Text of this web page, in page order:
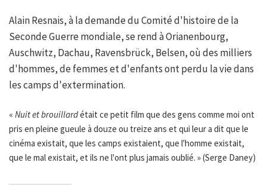
Alain Resnais, à la demande du Comité d'histoire de la
Seconde Guerre mondiale, se rend à Orianenbourg,
Auschwitz, Dachau, Ravensbrück, Belsen, où des milliers
d'hommes, de femmes et d'enfants ont perdu la vie dans
les camps d'extermination.
« Nuit et brouillardétait ce petit film que des gens comme moi ont
pris en pleine gueule à douze ou treize ans et qui leur a dit que le
cinéma existait, que les camps existaient, que l'homme existait,
que le mal existait, et ils ne l'ont plus jamais oublié. » (Serge Daney)